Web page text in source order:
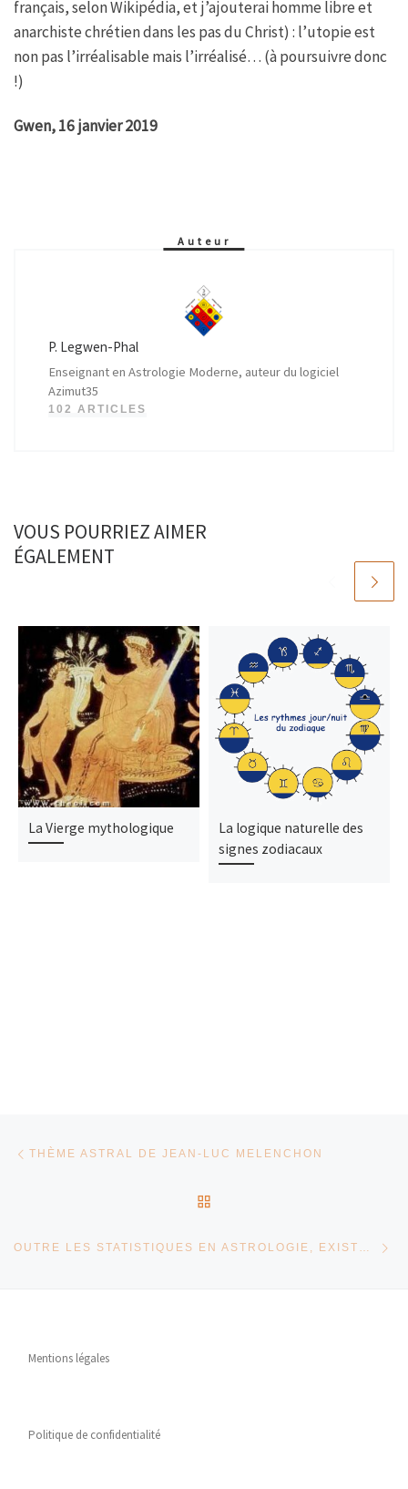
français, selon Wikipédia, et j’ajouterai homme libre et
anarchiste chrétien dans les pas du Christ) : l’utopie est
non pas l’irréalisable mais l’irréalisé… (à poursuivre donc
!)
Gwen, 16 janvier 2019
Auteur
P. Legwen-Phal
Enseignant en Astrologie Moderne, auteur du logiciel
Azimut35
102 ARTICLES
VOUS POURRIEZ AIMER
ÉGALEMENT
La Vierge mythologique
La logique naturelle des
signes zodiacaux
THÈME ASTRAL DE JEAN-LUC MELENCHON
OUTRE LES STATISTIQUES EN ASTROLOGIE, EXISTE-T-IL D’AUTRES MÉTHODES POUR VALIDER LE SIGNAL ASTROLOGIQUE ?
Mentions légales
Politique de confidentialité